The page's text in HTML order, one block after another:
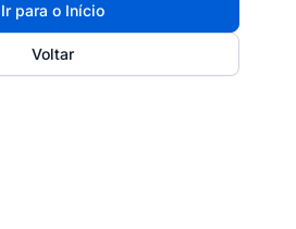
Ir para o Início
Voltar